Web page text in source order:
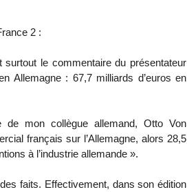
2 :
surtout le commentaire du présentateur
Allemagne : 67,7 milliards d’euros en
de mon collègue allemand, Otto Von
français sur l’Allemagne, alors 28,5
à l’industrie allemande ».
faits. Effectivement, dans son édition